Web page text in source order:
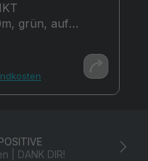
grün, auf
| DANK DIR!